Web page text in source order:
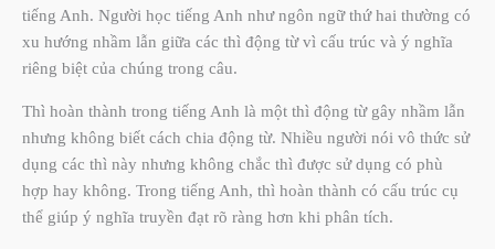
tiếng Anh. Người học tiếng Anh như ngôn ngữ thứ hai thường có
xu hướng nhầm lẫn giữa các thì động từ vì cấu trúc và ý nghĩa
riêng biệt của chúng trong câu.
Thì hoàn thành trong tiếng Anh là một thì động từ gây nhầm lẫn
nhưng không biết cách chia động từ. Nhiều người nói vô thức sử
dụng các thì này nhưng không chắc thì được sử dụng có phù
hợp hay không. Trong tiếng Anh, thì hoàn thành có cấu trúc cụ
thể giúp ý nghĩa truyền đạt rõ ràng hơn khi phân tích.